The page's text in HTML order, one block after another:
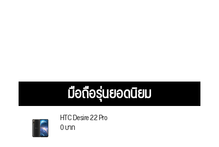
มือถือรุ่นยอดนิยม
HTC Desire 22 Pro
0 บาท